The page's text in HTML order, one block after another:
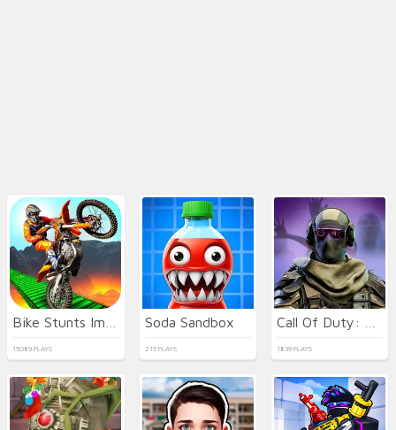
15089 PLAYS
Soda Sandbox
215 PLAYS 1839 PLAYS